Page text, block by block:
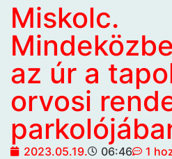
Miskolc.
az úr a
orvosi
2023.05.19. 06:46 1